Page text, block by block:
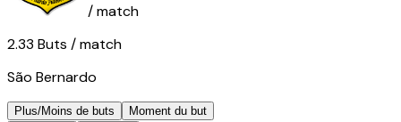
/ match
2.33 Buts / match
São Bernardo
Plus/Moins de buts
Moment du but